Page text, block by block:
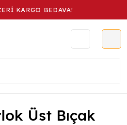
KARGO BEDAVA!
Üst Bıçak